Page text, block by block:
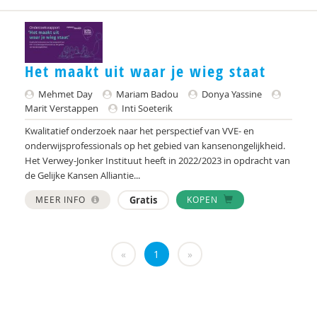
Movisie
MSW
Nederlandse Sportalliantie m.m.v. Stichting
Vreedzaam
PhD
Sardes
Sonja
Voorst van Beest, M. van
Het maakt uit waar je wieg staat
Mehmet Day Mariam Badou
Donya Yassine
Marit Verstappen
Inti Soeterik
Kwalitatief onderzoek naar het perspectief van VVE- en
onderwijsprofessionals op het gebied van kansenongelijkheid.
Het Verwey-Jonker Instituut heeft in 2022/2023 in opdracht van
de Gelijke Kansen Alliantie...
MEER INFO Gratis KOPEN
« 1 »